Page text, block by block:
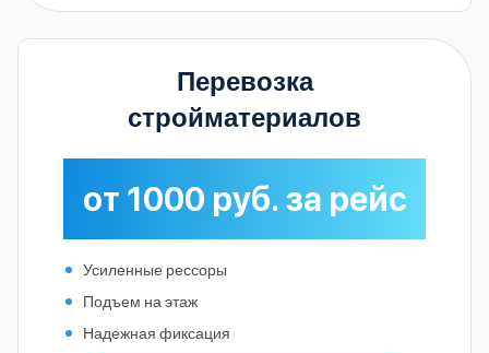
Перевозка
стройматериалов
от 1000 руб. за рейс
Усиленные рессоры
Подъем на этаж
Надежная фиксация